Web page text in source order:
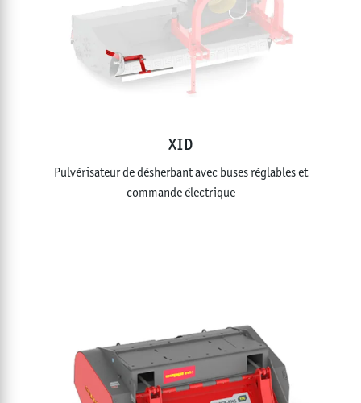
BROYAGE DE PIERRES
PUISSANCE NOMINALE
XID
Pulvérisateur de désherbant avec buses réglables et
commande électrique